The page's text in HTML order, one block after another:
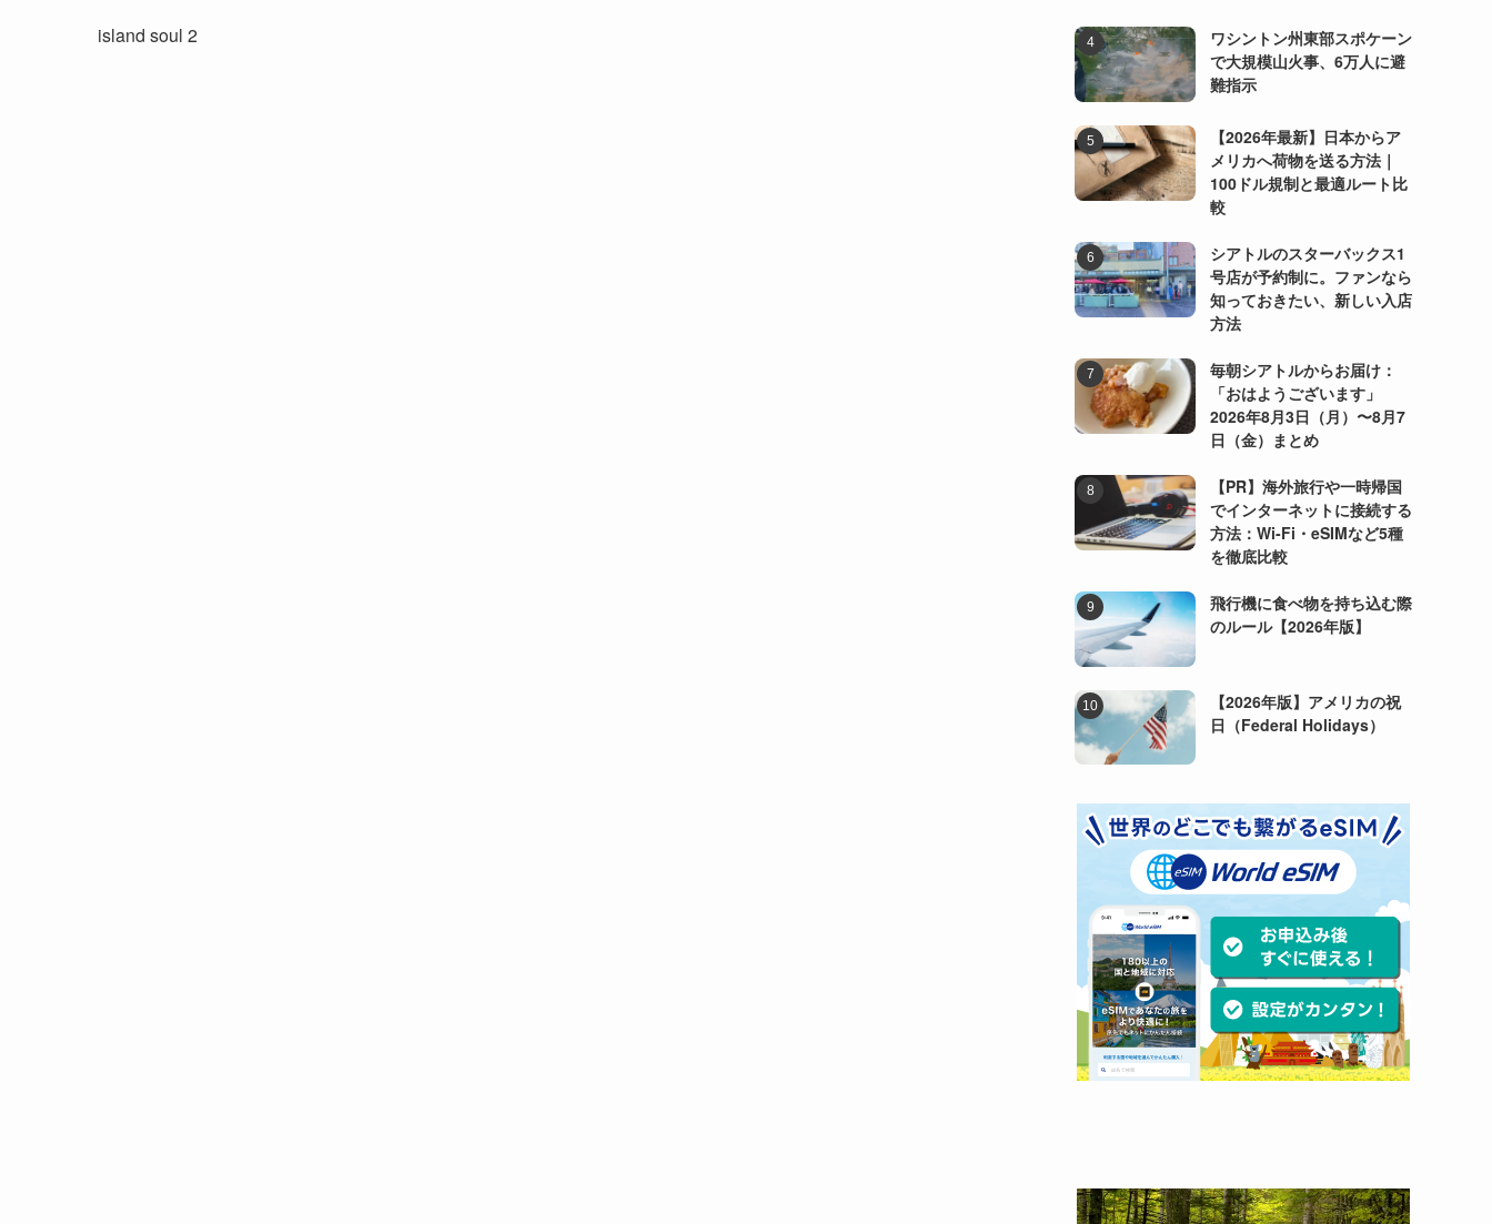
island soul 2
ワシントン州東部スポケーン
で大規模山火事、6万人に避
難指示
【2026年最新】日本からア
メリカへ荷物を送る方法｜
100ドル規制と最適ルート比
較
シアトルのスターバックス1
号店が予約制に。ファンなら
知っておきたい、新しい入店
方法
毎朝シアトルからお届け：
「おはようございます」
2026年8月3日（月）〜8月7
日（金）まとめ
【PR】海外旅行や一時帰国
でインターネットに接続する
方法：Wi-Fi・eSIMなど5種
を徹底比較
飛行機に食べ物を持ち込む際
のルール【2026年版】
【2026年版】アメリカの祝
日（Federal Holidays）